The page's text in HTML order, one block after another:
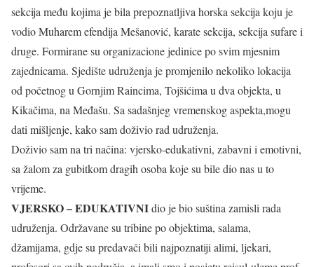
sekcija među kojima je bila prepoznatljiva horska sekcija koju je
vodio Muharem efendija Mešanović, karate sekcija, sekcija sufare i
druge. Formirane su organizacione jedinice po svim mjesnim
zajednicama. Sjedište udruženja je promjenilo nekoliko lokacija
od početnog u Gornjim Raincima, Tojšićima u dva objekta, u
Kikačima, na Međašu. Sa sadašnjeg vremenskog aspekta,mogu
dati mišljenje, kako sam doživio rad udruženja.
Doživio sam na tri načina: vjersko-edukativni, zabavni i emotivni,
sa žalom za gubitkom dragih osoba koje su bile dio nas u to
vrijeme.
VJERSKO – EDUKATIVNIdio je bio suština zamisli rada
udruženja. Održavane su tribine po objektima, salama,
džamijama, gdje su predavači bili najpoznatiji alimi, ljekari,